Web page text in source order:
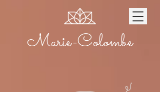
Marie-Colombe